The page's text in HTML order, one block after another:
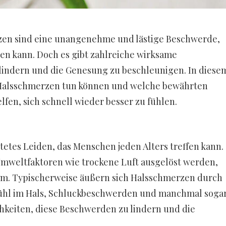
sind eine unangenehme und lästige Beschwerde,
kann. Doch es gibt zahlreiche wirksame
und die Genesung zu beschleunigen. In
tun können und welche bewährten
sich schnell wieder besser zu fühlen.
Leiden, das Menschen jeden Alters treffen kann.
wie trockene Luft ausgelöst werden,
Typischerweise äußern sich Halsschmerzen durch
im Hals, Schluckbeschwerden und manchmal
diese Beschwerden zu lindern und die